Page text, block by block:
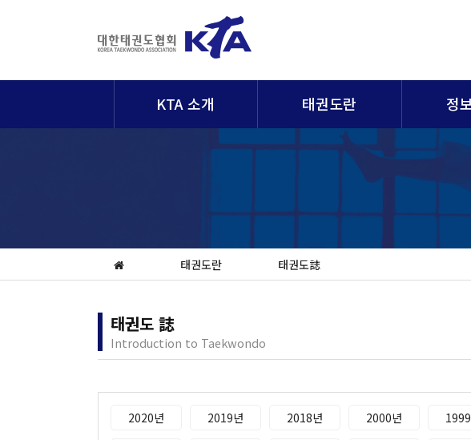
KTA 소개 태권도란 정
태권도란 태권도誌
태권도 誌
Introduction to Taekwondo
2020년 2019년 2018년 2000년